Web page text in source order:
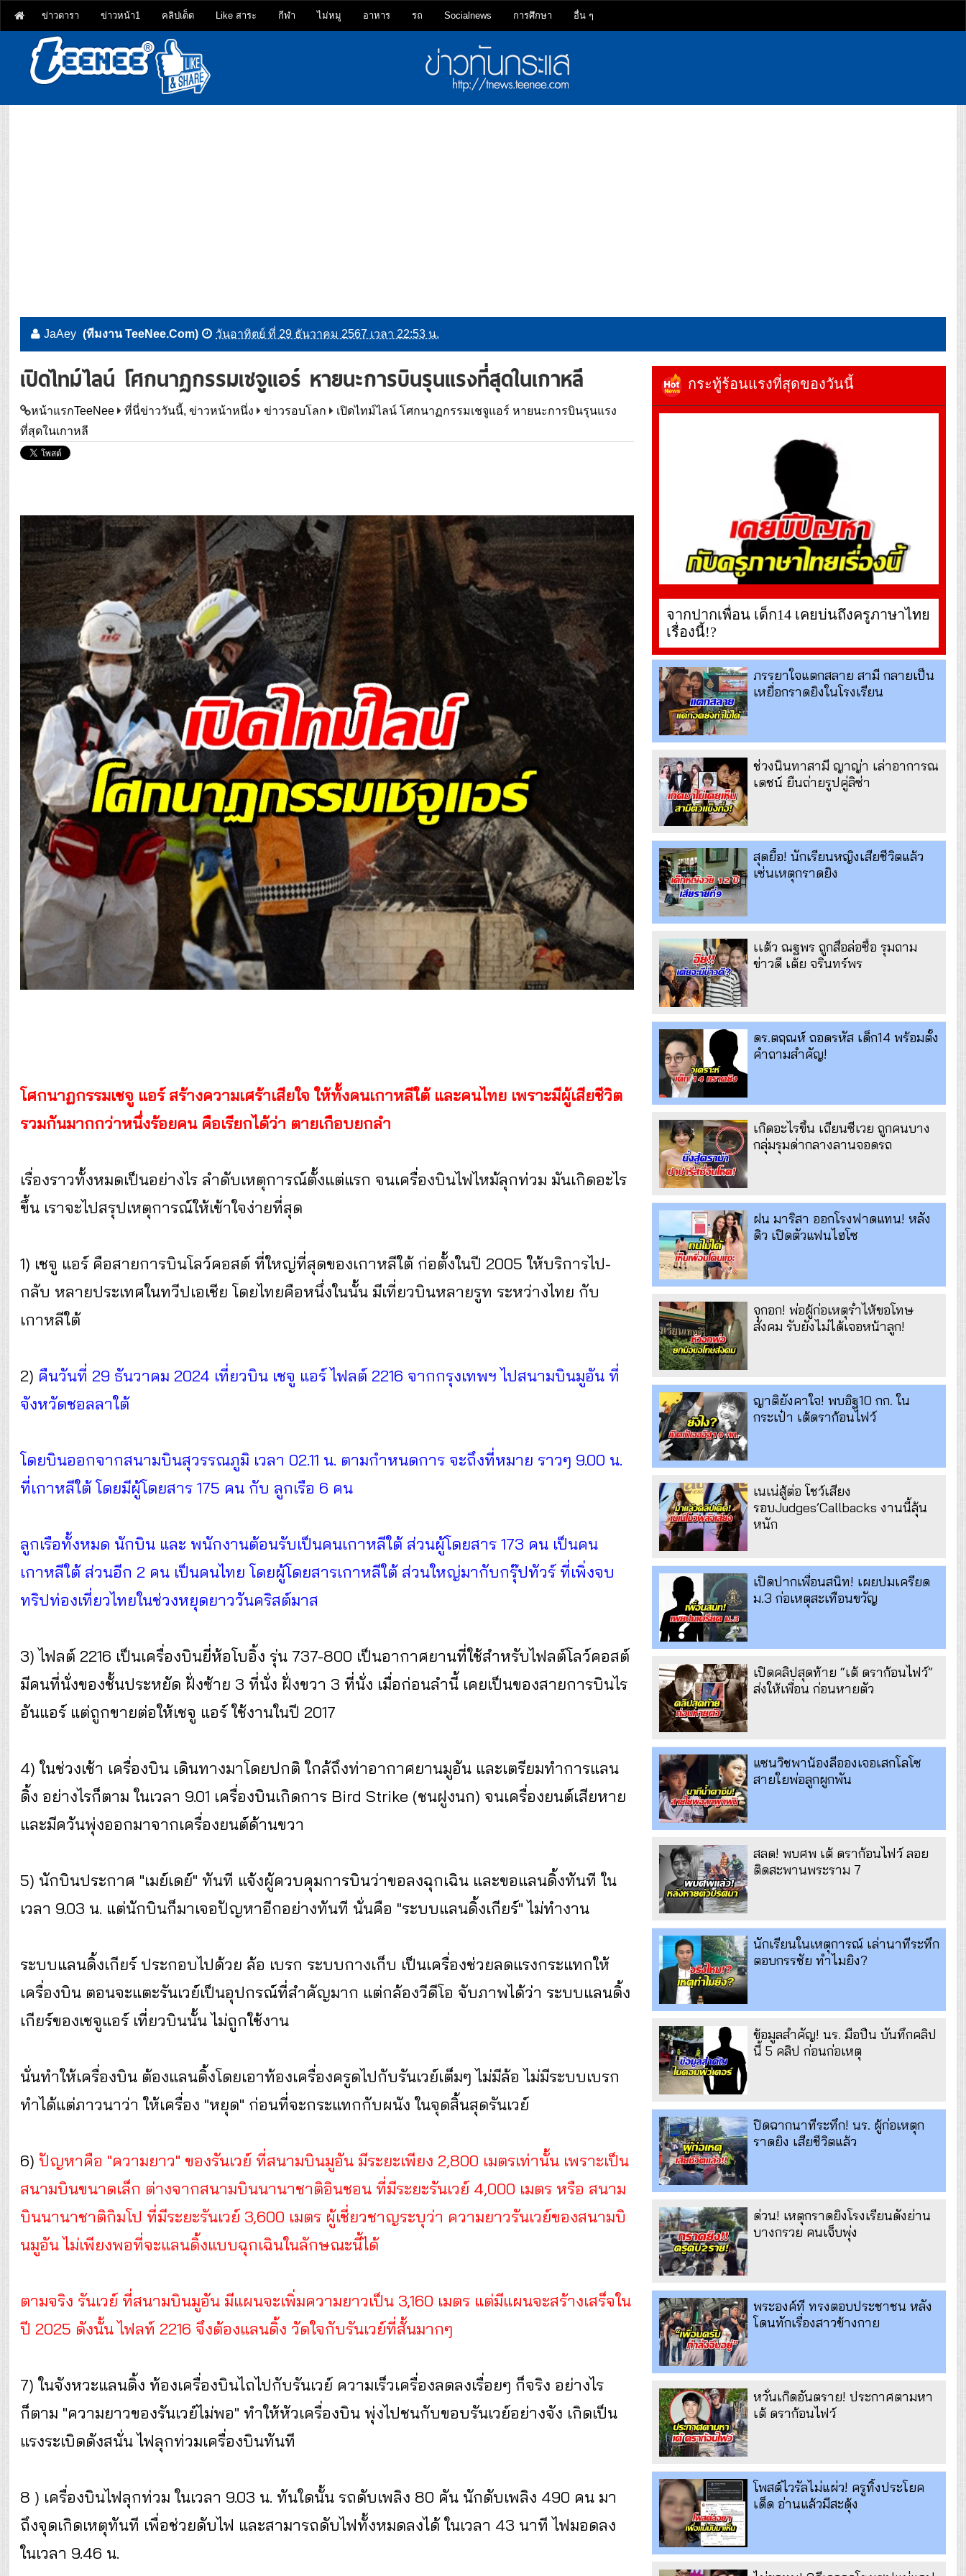
ข่าวดารา ข่าวหน้า1 คลิปเด็ด Like สาระ กีฬา ไม่หมู อาหาร รถ Socialnews การศึกษา อื่น ๆ
JaAey (ทีมงาน TeeNee.Com) วันอาทิตย์ ที่ 29 ธันวาคม 2567 เวลา 22:53 น.
เปิดไทม์ไลน์ โศกนาฏกรรมเชจูแอร์ หายนะการบินรุนแรงที่สุดในเกาหลี
หน้าแรกTeeNee ที่นี่ข่าววันนี้, ข่าวหน้าหนึ่ง ข่าวรอบโลก
เปิดไทม์ไลน์ โศกนาฏกรรมเชจูแอร์ หายนะการบินรุนแรง
ที่สุดในเกาหลี
โศกนาฏกรรมเชจู แอร์ สร้างความเศร้าเสียใจ ให้ทั้งคนเกาหลีใต้ และคนไทย เพราะมีผู้เสียชีวิต
รวมกันมากกว่าหนึ่งร้อยคน คือเรียกได้ว่า ตายเกือบยกลำ
เรื่องราวทั้งหมดเป็นอย่างไร ลำดับเหตุการณ์ตั้งแต่แรก จนเครื่องบินไฟไหม้ลุกท่วม มันเกิดอะไร
ขึ้น เราจะไปสรุปเหตุการณ์ให้เข้าใจง่ายที่สุด
1) เชจู แอร์ คือสายการบินโลว์คอสต์ ที่ใหญ่ที่สุดของเกาหลีใต้ ก่อตั้งในปี 2005 ให้บริการไป-
กลับ หลายประเทศในทวีปเอเชีย โดยไทยคือหนึ่งในนั้น มีเที่ยวบินหลายรูท ระหว่างไทย กับ
เกาหลีใต้
2) คืนวันที่ 29 ธันวาคม 2024 เที่ยวบิน เชจู แอร์ ไฟลต์ 2216 จากกรุงเทพฯ ไปสนามบินมูอัน ที่
จังหวัดชอลลาใต้
โดยบินออกจากสนามบินสุวรรณภูมิ เวลา 02.11 น. ตามกำหนดการ จะถึงที่หมาย ราวๆ 9.00 น.
ที่เกาหลีใต้ โดยมีผู้โดยสาร 175 คน กับ ลูกเรือ 6 คน
ลูกเรือทั้งหมด นักบิน และ พนักงานต้อนรับเป็นคนเกาหลีใต้ ส่วนผู้โดยสาร 173 คน เป็นคน
เกาหลีใต้ ส่วนอีก 2 คน เป็นคนไทย โดยผู้โดยสารเกาหลีใต้ ส่วนใหญ่มากับกรุ๊ปทัวร์ ที่เพิ่งจบ
ทริปท่องเที่ยวไทยในช่วงหยุดยาววันคริสต์มาส
3) ไฟลต์ 2216 เป็นเครื่องบินยี่ห้อโบอิ้ง รุ่น 737-800 เป็นอากาศยานที่ใช้สำหรับไฟลต์โลว์คอสต์
มีคนที่นั่งของชั้นประหยัด ฝั่งซ้าย 3 ที่นั่ง ฝั่งขวา 3 ที่นั่ง เมื่อก่อนลำนี้ เคยเป็นของสายการบินไร
อันแอร์ แต่ถูกขายต่อให้เชจู แอร์ ใช้งานในปี 2017
4) ในช่วงเช้า เครื่องบิน เดินทางมาโดยปกติ ใกล้ถึงท่าอากาศยานมูอัน และเตรียมทำการแลน
ดิ้ง อย่างไรก็ตาม ในเวลา 9.01 เครื่องบินเกิดการ Bird Strike (ชนฝูงนก) จนเครื่องยนต์เสียหาย
และมีควันพุ่งออกมาจากเครื่องยนต์ด้านขวา
5) นักบินประกาศ "เมย์เดย์" ทันที แจ้งผู้ควบคุมการบินว่าขอลงฉุกเฉิน และขอแลนดิ้งทันที ใน
เวลา 9.03 น. แต่นักบินก็มาเจอปัญหาอีกอย่างทันที นั่นคือ "ระบบแลนดิ้งเกียร์" ไม่ทำงาน
ระบบแลนดิ้งเกียร์ ประกอบไปด้วย ล้อ เบรก ระบบกางเก็บ เป็นเครื่องช่วยลดแรงกระแทกให้
เครื่องบิน ตอนจะแตะรันเวย์เป็นอุปกรณ์ที่สำคัญมาก แต่กล้องวีดีโอ จับภาพได้ว่า ระบบแลนดิ้ง
เกียร์ของเชจูแอร์ เที่ยวบินนั้น ไม่ถูกใช้งาน
นั่นทำให้เครื่องบิน ต้องแลนดิ้งโดยเอาท้องเครื่องครูดไปกับรันเวย์เต็มๆ ไม่มีล้อ ไม่มีระบบเบรก
ทำได้แต่ภาวนาว่า ให้เครื่อง "หยุด" ก่อนที่จะกระแทกกับผนัง ในจุดสิ้นสุดรันเวย์
6) ปัญหาคือ "ความยาว" ของรันเวย์ ที่สนามบินมูอัน มีระยะเพียง 2,800 เมตรเท่านั้น เพราะเป็น
สนามบินขนาดเล็ก ต่างจากสนามบินนานาชาติอินชอน ที่มีระยะรันเวย์ 4,000 เมตร หรือ สนาม
บินนานาชาติกิมโป ที่มีระยะรันเวย์ 3,600 เมตร ผู้เชี่ยวชาญระบุว่า ความยาวรันเวย์ของสนามบิ
นมูอัน ไม่เพียงพอที่จะแลนดิ้งแบบฉุกเฉินในลักษณะนี้ได้
ตามจริง รันเวย์ ที่สนามบินมูอัน มีแผนจะเพิ่มความยาวเป็น 3,160 เมตร แต่มีแผนจะสร้างเสร็จใน
ปี 2025 ดังนั้น ไฟลท์ 2216 จึงต้องแลนดิ้ง วัดใจกับรันเวย์ที่สั้นมากๆ
7) ในจังหวะแลนดิ้ง ท้องเครื่องบินไถไปกับรันเวย์ ความเร็วเครื่องลดลงเรื่อยๆ ก็จริง อย่างไร
ก็ตาม "ความยาวของรันเวย์ไม่พอ" ทำให้หัวเครื่องบิน พุ่งไปชนกับขอบรันเวย์อย่างจัง เกิดเป็น
แรงระเบิดดังสนั่น ไฟลุกท่วมเครื่องบินทันที
8 ) เครื่องบินไฟลุกท่วม ในเวลา 9.03 น. ทันใดนั้น รถดับเพลิง 80 คัน นักดับเพลิง 490 คน มา
ถึงจุดเกิดเหตุทันที เพื่อช่วยดับไฟ และสามารถดับไฟทั้งหมดลงได้ ในเวลา 43 นาที ไฟมอดลง
ในเวลา 9.46 น.
กระทู้ร้อนแรงที่สุดของวันนี้
จากปากเพื่อน เด็ก14 เคยบ่นถึงครูภาษาไทย
เรื่องนี้!?
ภรรยาใจแตกสลาย สามี กลายเป็น
เหยื่อกราดยิงในโรงเรียน
ช่วงนินทาสามี ญาญ่า เล่าอาการณ
เดชน์ ยืนถ่ายรูปคู่ลิซ่า
สุดยื้อ! นักเรียนหญิงเสียชีวิตแล้ว
เซ่นเหตุกราดยิง
เเต้ว ณฐพร ถูกสื่อล่อซื้อ รุมถาม
ข่าวดี เต้ย จรินทร์พร
ดร.ตฤณห์ ถอดรหัส เด็ก14 พร้อมตั้ง
คำถามสำคัญ!
เกิดอะไรขึ้น เถียนซีเวย ถูกคนบาง
กลุ่มรุมด่ากลางลานจอดรถ
ฝน มาริสา ออกโรงฟาดแทน! หลัง
ดิว เปิดตัวแฟนไฮโซ
จุกอก! พ่อผู้ก่อเหตุร่ำไห้ขอโทษ
สังคม รับยังไม่ได้เจอหน้าลูก!
ญาติยังคาใจ! พบอิฐ10 กก. ใน
กระเป๋า เต้ดราก้อนไฟว์
เนเน่สู้ต่อ โชว์เสียง
รอบJudges’Callbacks งานนี้ลุ้น
หนัก
เปิดปากเพื่อนสนิท! เผยปมเครียด
ม.3 ก่อเหตุสะเทือนขวัญ
เปิดคลิปสุดท้าย “เต้ ดราก้อนไฟว์”
ส่งให้เพื่อน ก่อนหายตัว
แซนวิชพาน้องลีอองเจอเสกโลโซ
สายใยพ่อลูกผูกพัน
สลด! พบศพ เต้ ดราก้อนไฟว์ ลอย
ติดสะพานพระราม 7
นักเรียนในเหตุการณ์ เล่านาทีระทึก
ตอบกรรชัย ทำไมยิง?
ข้อมูลสำคัญ! นร. มือปืน บันทึกคลิป
นี้ 5 คลิป ก่อนก่อเหตุ
ปิดฉากนาทีระทึก! นร. ผู้ก่อเหตุก
ราดยิง เสียชีวิตแล้ว
ด่วน! เหตุกราดยิงโรงเรียนดังย่าน
บางกรวย คนเจ็บพุ่ง
พระองค์ที ทรงตอบประชาชน หลัง
โดนทักเรื่องสาวข้างกาย
หวั่นเกิดอันตราย! ประกาศตามหา
เต้ ดราก้อนไฟว์
โพสต์ไวรัลไม่แผ่ว! ครูทิ้งประโยค
เด็ด อ่านแล้วมีสะดุ้ง